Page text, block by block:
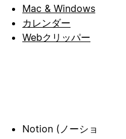
Mac & Windows
カレンダー
Webクリッパー
Notion (ノーショ